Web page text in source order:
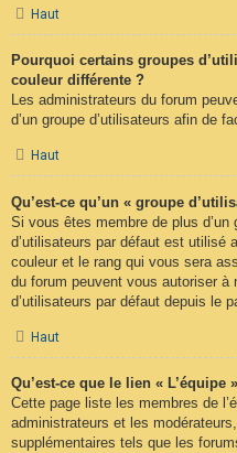
Haut
Pourquoi certains groupes
couleur différente ?
Les administrateurs du forum
d’un groupe d’utilisateurs afin de
Haut
Qu’est-ce qu’un « groupe
Si vous êtes membre de plus d’un
d’utilisateurs par défaut est utilisé
couleur et le rang qui vous sera
du forum peuvent vous autoriser à
d’utilisateurs par défaut depuis le
Haut
Qu’est-ce que le lien « L’équipe
Cette page liste les membres de
administrateurs et les
supplémentaires tels que les